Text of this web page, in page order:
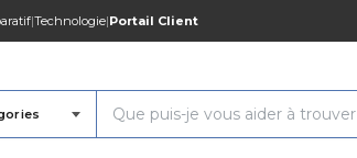
|Technologie|Portail Client